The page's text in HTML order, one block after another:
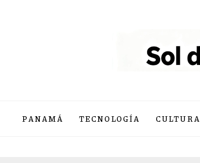
PANAMÁ TECNOLOGÍA CULTURA